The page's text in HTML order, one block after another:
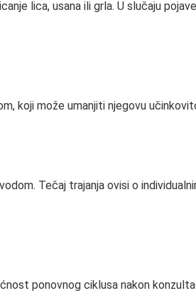
lica, usana ili grla. U slučaju
koji može umanjiti njegovu
Tečaj trajanja ovisi o
ponovnog ciklusa nakon